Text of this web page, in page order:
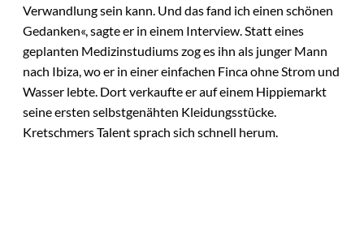
Verwandlung sein kann. Und das fand ich einen schönen
Gedanken«, sagte er in einem Interview. Statt eines
geplanten Medizinstudiums zog es ihn als junger Mann
nach Ibiza, wo er in einer einfachen Finca ohne Strom und
Wasser lebte. Dort verkaufte er auf einem Hippiemarkt
seine ersten selbstgenähten Kleidungsstücke.
Kretschmers Talent sprach sich schnell herum.